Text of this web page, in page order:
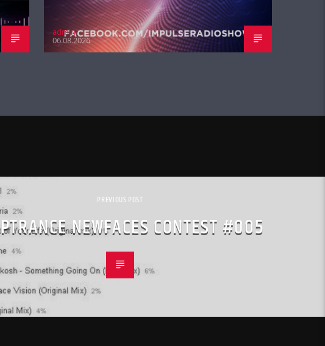
admin
06.08.2026
PREVIOUS POST
NEWFACES CONTEST #005